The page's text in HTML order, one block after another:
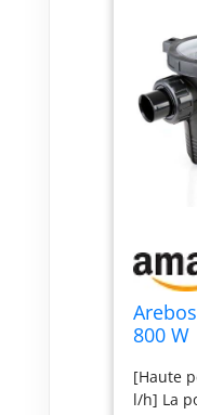
800
[Haute
l/h] La